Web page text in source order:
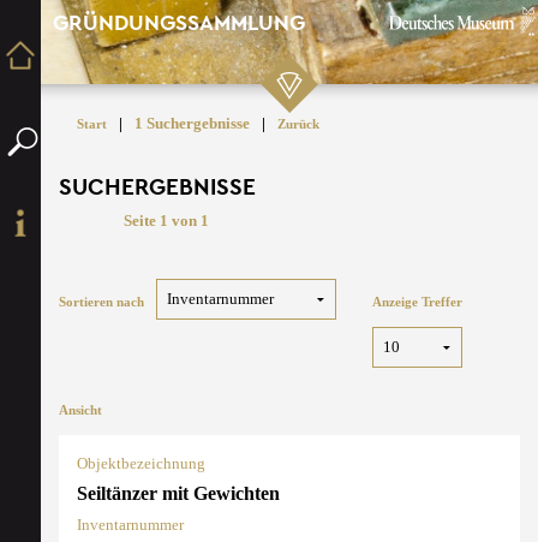
GRÜNDUNGSSAMMLUNG
Start | 1 Suchergebnisse | Zurück
SUCHERGEBNISSE
Seite 1 von 1
Sortieren nach Anzeige Treffer
Ansicht
Objektbezeichnung
Seiltänzer mit Gewichten
Inventarnummer